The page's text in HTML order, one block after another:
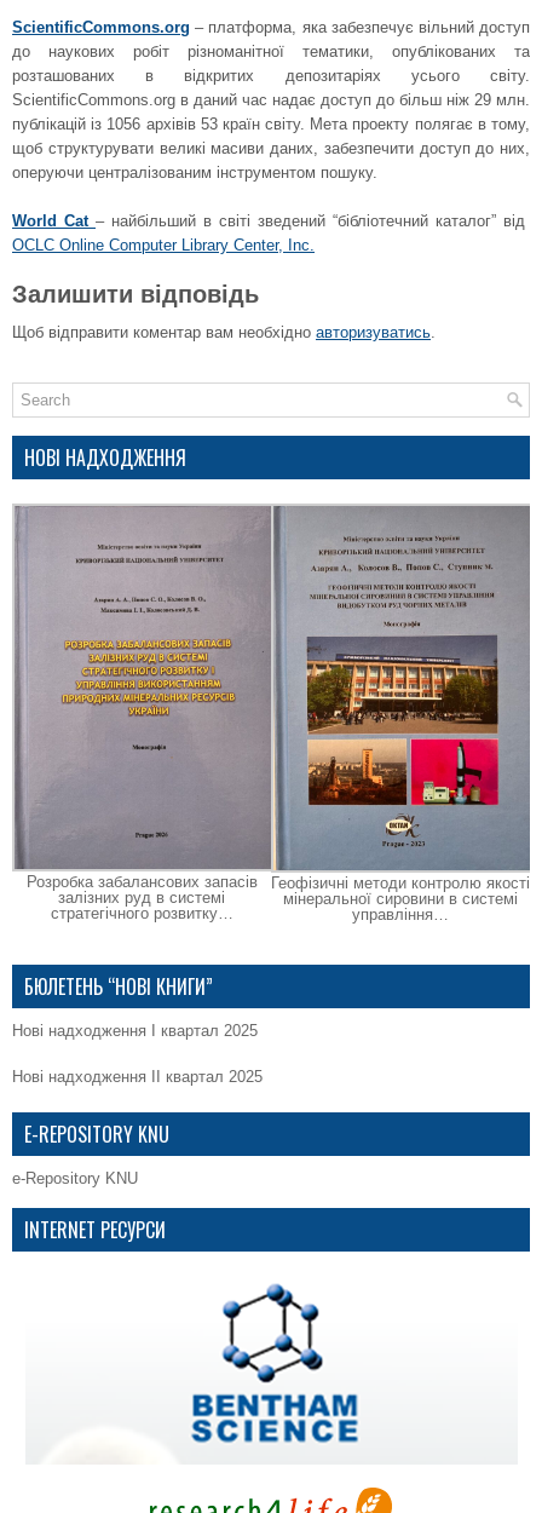
ScientificCommons.org – платформа, яка забезпечує вільний доступ
до наукових робіт різноманітної тематики, опублікованих та
розташованих в відкритих депозитаріях усього світу.
ScientificCommons.org в даний час надає доступ до більш ніж 29 млн.
публікацій із 1056 архівів 53 країн світу. Мета проекту полягає в тому,
щоб структурувати великі масиви даних, забезпечити доступ до них,
оперуючи централізованим інструментом пошуку.
World Cat – найбільший в світі зведений “бібліотечний каталог” від
OCLC Online Computer Library Center, Inc.
Залишити відповідь
Щоб відправити коментар вам необхідно авторизуватись.
НОВІ НАДХОДЖЕННЯ
Розробка забалансових запасів
залізних руд в системі
стратегічного розвитку…
Геофізичні методи контролю якості
мінеральної сировини в системі
управління…
БЮЛЕТЕНЬ “НОВІ КНИГИ”
Нові надходження І квартал 2025
Нові надходження ІІ квартал 2025
E-REPOSITORY KNU
e-Repository KNU
INTERNET РЕСУРСИ